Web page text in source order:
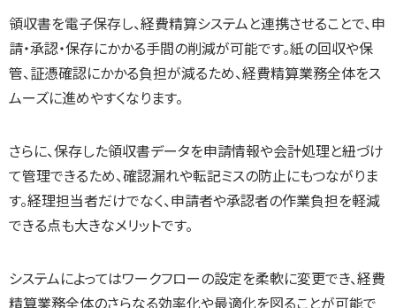
領収書を電子保存し、経費精算システムと連携させることで、申
請・承認・保存にかかる手間の削減が可能です。紙の回収や保
管、証憑確認にかかる負担が減るため、経費精算業務全体をス
ムーズに進めやすくなります。
さらに、保存した領収書データを申請情報や会計処理と紐づけ
て管理できるため、確認漏れや転記ミスの防止にもつながりま
す。経理担当者だけでなく、申請者や承認者の作業負担を軽減
できる点も大きなメリットです。
システムによってはワークフローの設定を柔軟に変更でき、経費
精算業務全体のさらなる効率化や最適化を図ることが可能で